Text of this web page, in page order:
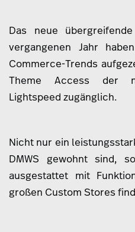
Das neue
vergangenen Jahr
Commerce-Trends
Theme Access der
Lightspeed zugänglich.
Nicht nur ein
DMWS gewohnt sind,
ausgestattet mit
großen Custom Stores